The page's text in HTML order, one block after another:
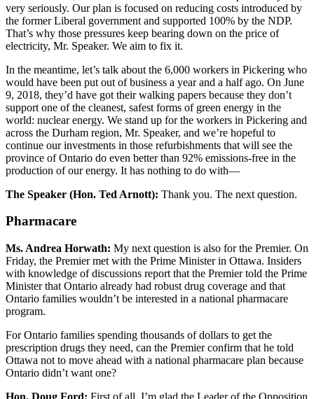
very seriously. Our plan is focused on reducing costs introduced by
the former Liberal government and supported 100% by the NDP.
That’s why those pressures keep bearing down on the price of
electricity, Mr. Speaker. We aim to fix it.
In the meantime, let’s talk about the 6,000 workers in Pickering who
would have been put out of business a year and a half ago. On June
9, 2018, they’d have got their walking papers because they don’t
support one of the cleanest, safest forms of green energy in the
world: nuclear energy. We stand up for the workers in Pickering and
across the Durham region, Mr. Speaker, and we’re hopeful to
continue our investments in those refurbishments that will see the
province of Ontario do even better than 92% emissions-free in the
production of our energy. It has nothing to do with—
The Speaker (Hon. Ted Arnott): Thank you. The next question.
Pharmacare
Ms. Andrea Horwath: My next question is also for the Premier. On
Friday, the Premier met with the Prime Minister in Ottawa. Insiders
with knowledge of discussions report that the Premier told the Prime
Minister that Ontario already had robust drug coverage and that
Ontario families wouldn’t be interested in a national pharmacare
program.
For Ontario families spending thousands of dollars to get the
prescription drugs they need, can the Premier confirm that he told
Ottawa not to move ahead with a national pharmacare plan because
Ontario didn’t want one?
Hon. Doug Ford: First of all, I’m glad the Leader of the Opposition